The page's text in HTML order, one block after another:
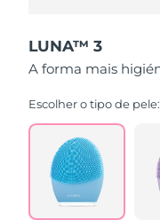
LUNA™ 3
A forma mais
Escolher o tipo de pele: